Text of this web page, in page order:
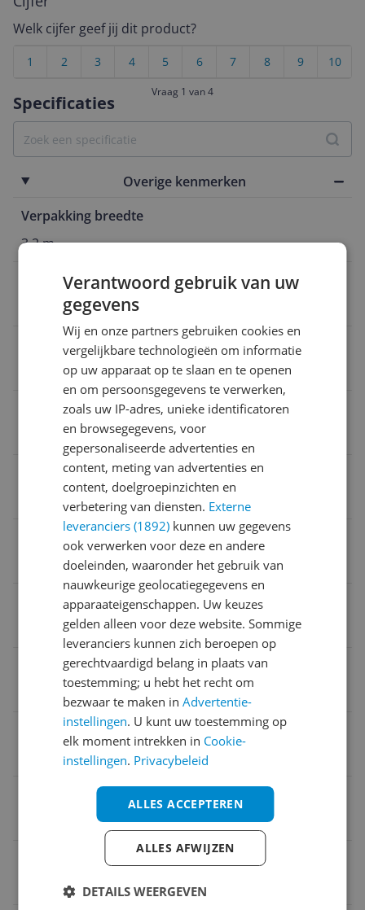
Specificaties
Overige kenmerken
Verpakking breedte
3,2 m
Seizoenscollectie
Lente/Zomer
Verpakking hoogte
Kleding artikelnummer
117813
Doelgroep
Volwassenen
Maatadvies
Valt normaal: bestel je eigen maat
Verpakking lengte
Sportschoenopties
Geen opties
Materiaal zool
Rubber
Uitneembare zool
0191665206378
Welk cijfer geef jij dit product?
10
9
8
7
6
5
4
3
2
1
Vraag 1 van 4
Verantwoord gebruik van uw
gegevens
Wij en onze partners gebruiken cookies en
vergelijkbare technologieën om informatie
op uw apparaat op te slaan en te openen
en om persoonsgegevens te verwerken,
zoals uw IP-adres, unieke identificatoren
en browsegegevens, voor
gepersonaliseerde advertenties en
content, meting van advertenties en
content, doelgroepinzichten en
verbetering van diensten. Externe
leveranciers (1892) kunnen uw gegevens
ook verwerken voor deze en andere
doeleinden, waaronder het gebruik van
nauwkeurige geolocatiegegevens en
apparaateigenschappen. Uw keuzes
gelden alleen voor deze website. Sommige
leveranciers kunnen zich beroepen op
gerechtvaardigd belang in plaats van
toestemming; u hebt het recht om
bezwaar te maken inAdvertentie-
instellingen. U kunt uw toestemming op
elk moment intrekken in Cookie-
instellingen. Privacybeleid
ALLES ACCEPTEREN
ALLES AFWIJZEN
DETAILS WEERGEVEN